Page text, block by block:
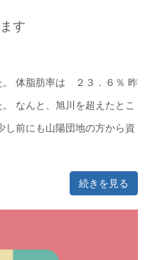
す
体脂肪率は ２３．６％ 昨
なんと、旭川を超えたとこ
し前にも山陽団地の方から資
続きを見る